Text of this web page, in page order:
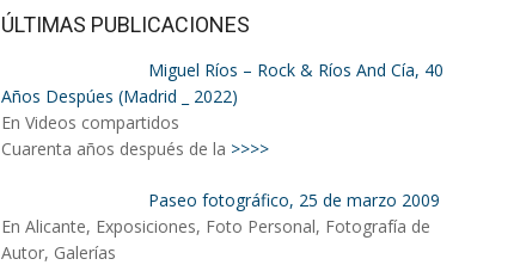
ÚLTIMAS PUBLICACIONES
Miguel Ríos – Rock & Ríos And Cía, 40
Años Despúes (Madrid _ 2022)
En Videos compartidos
Cuarenta años después de la >>>>
Paseo fotográfico, 25 de marzo 2009
En Alicante, Exposiciones, Foto Personal, Fotografía de
Autor, Galerías